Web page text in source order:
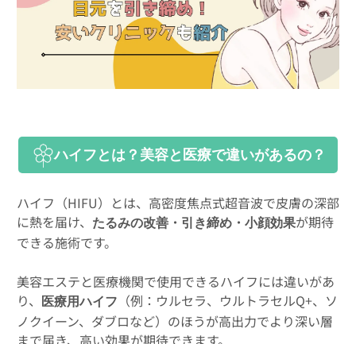
ハイフとは？美容と医療で違いがあるの？
ハイフ（HIFU）とは、高密度焦点式超音波で皮膚の深部
に熱を届け、
たるみの改善・引き締め・小顔効果が期待
できる施術です。
美容エステと医療機関で使用できるハイフには違いがあ
り、
医療用ハイフ
（例：ウルセラ、ウルトラセルQ+、ソ
ノクイーン、ダブロなど）のほうが高出力でより深い層
まで届き、高い効果が期待できます。